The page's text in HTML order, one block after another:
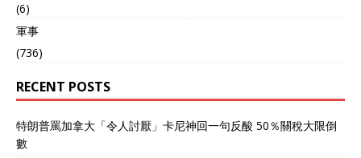
(6)
軍事
(736)
RECENT POSTS
特朗普罵加拿大「令人討厭」卡尼神回一句反酸 50％關稅大限倒
數